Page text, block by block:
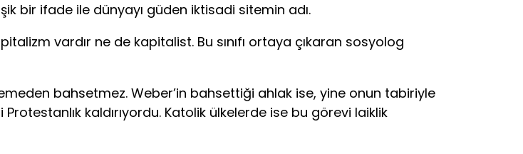
ifade ile dünyayı güden iktisadi sitemin adı.
vardır ne de kapitalist. Bu sınıfı ortaya çıkaran sosyolog
bahsetmez. Weber’in bahsettiği ahlak ise, yine onun tabiriyle
kaldırıyordu. Katolik ülkelerde ise bu görevi laiklik